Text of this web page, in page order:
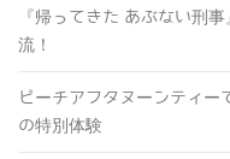
『帰ってきた あぶない刑
流！
ピーチアフタヌーンティ
の特別体験